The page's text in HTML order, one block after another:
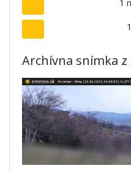
1
Archívna snímka z